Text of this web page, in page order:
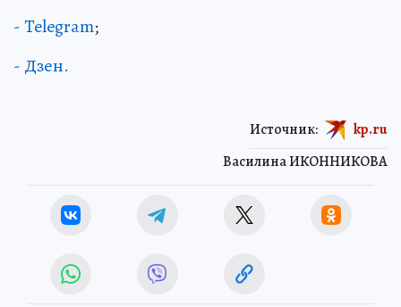
- Telegram;
- Дзен.
Василина ИКОННИКОВА
Источник: kp.ru